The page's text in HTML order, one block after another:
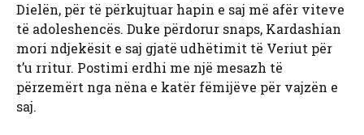
Dielën, për të përkujtuar hapin e saj më afër viteve
të adoleshencës. Duke përdorur snaps, Kardashian
mori ndjekësit e saj gjatë udhëtimit të Veriut për
t’u rritur. Postimi erdhi me një mesazh të
përzemërt nga nëna e katër fëmijëve për vajzën e
saj.